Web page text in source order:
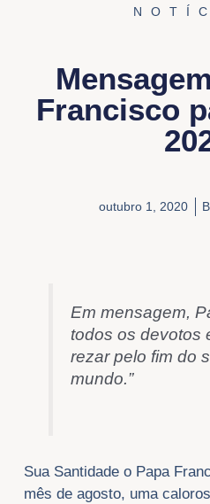
Francisco
outubro 1, 2020
Em mensagem,
todos os devotos
rezar pelo fim do
mundo.”
Sua Santidade o Papa
mês de agosto, uma